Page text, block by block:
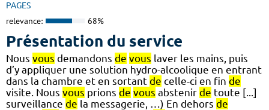
PAGES
relevance: 68%
Présentation du service
Nous vous demandons de vous laver les mains, puis
d’y appliquer une solution hydro-alcoolique en entrant
dans la chambre et en sortant de celle-ci en fin de
visite. Nous vous prions de vous abstenir de toute [...]
surveillance de la messagerie, …) En dehors de